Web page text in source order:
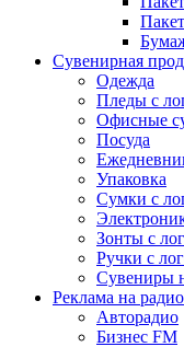
Сувенирная
Одежда
Пледы с
Офисные
Посуда
Упаковка
Сумки с
Зонты с
Ручки с
Сувениры
Реклама на радио
Авторадио
Бизнес FM